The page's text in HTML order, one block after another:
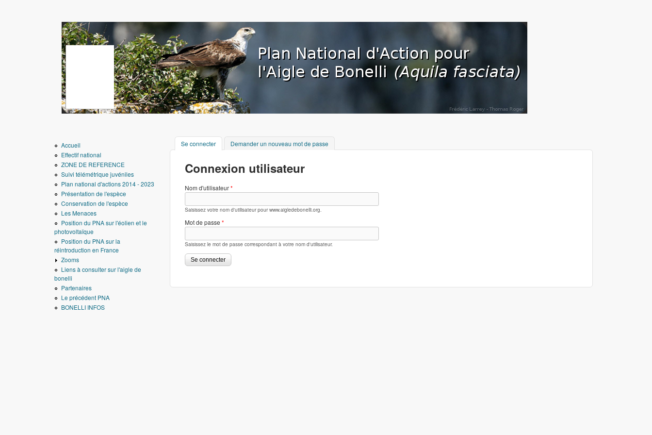
Se connecter (onglet actif)
Demander un nouveau mot de passe
Connexion utilisateur
Nom d'utilisateur*
Saisissez votre nom d'utilisateur pour www.aigledebonelli.org.
Mot de passe *
Saisissez le mot de passe correspondant à votre nom d'utilisateur.
Accueil
Effectif national
ZONE DE REFERENCE
Suivi télémétrique juvéniles
Plan national d'actions 2014 - 2023
Présentation de l'espèce
Conservation de l'espèce
Les Menaces
Position du PNA sur l'éolien et le
photovoltaïque
Position du PNA sur la
réintroduction en France
Zooms
Liens à consulter sur l'aigle de
bonelli
Partenaires
Le précédent PNA
BONELLI INFOS